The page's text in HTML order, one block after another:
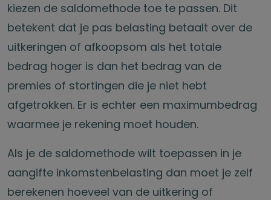
kiezen de saldomethode toe te passen. Dit
betekent dat je pas belasting betaalt over de
uitkeringen of afkoopsom als het totale
bedrag hoger is dan het bedrag van de
premies of stortingen die je niet hebt
afgetrokken. Er is echter een maximumbedrag
waarmee je rekening moet houden.
Als je de saldomethode wilt toepassen in je
aangifte inkomstenbelasting dan moet je zelf
berekenen hoeveel van de uitkering of